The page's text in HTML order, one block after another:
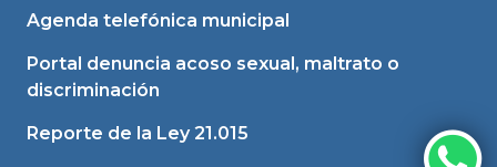
Agenda telefónica municipal
Portal denuncia acoso sexual, maltrato o
discriminación
Reporte de la Ley 21.015